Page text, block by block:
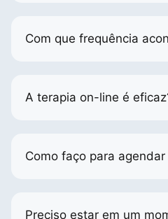
Com que frequência
A terapia on-line é
Como faço para
Preciso estar em um